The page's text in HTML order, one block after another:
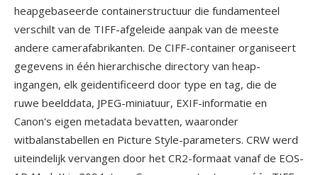
heapgebaseerde containerstructuur die fundamenteel
verschilt van de TIFF-afgeleide aanpak van de meeste
andere camerafabrikanten. De CIFF-container organiseert
gegevens in één hierarchische directory van heap-
ingangen, elk geidentificeerd door type en tag, die de
ruwe beelddata, JPEG-miniatuur, EXIF-informatie en
Canon's eigen metadata bevatten, waaronder
witbalanstabellen en Picture Style-parameters. CRW werd
uiteindelijk vervangen door het CR2-formaat vanaf de EOS-